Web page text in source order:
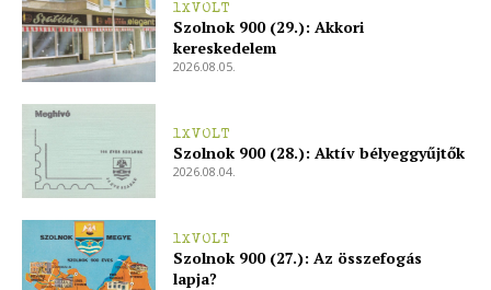
1XVOLT
Szolnok 900 (29.): Akkori
kereskedelem
2026.08.05.
1XVOLT
Szolnok 900 (28.): Aktív bélyeggyűjtők
2026.08.04.
1XVOLT
Szolnok 900 (27.): Az összefogás
lapja?